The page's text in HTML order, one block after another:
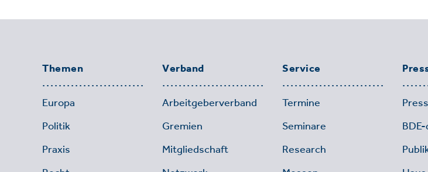
Themen
Europa
Politik
Praxis
Verband
Arbeitgeberverband
Gremien
Mitgliedschaft
Service
Termine
Seminare
Research